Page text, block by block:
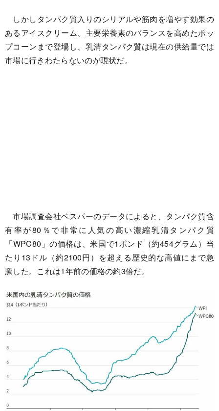
しかしタンパク質入りのシリアルや筋肉を増やす効果の
あるアイスクリーム、主要栄養素のバランスを高めたポッ
プコーンまで登場し、乳清タンパク質は現在の供給量では
市場に行きわたらないのが現状だ。
市場調査会社ベスパーのデータによると、タンパク質含
有率が80％で非常に人気の高い濃縮乳清タンパク質
「WPC80」の価格は、米国で1ポンド（約454グラム）当
たり13ドル（約2100円）を超える歴史的な高値にまで急
騰した。これは1年前の価格の約3倍だ。